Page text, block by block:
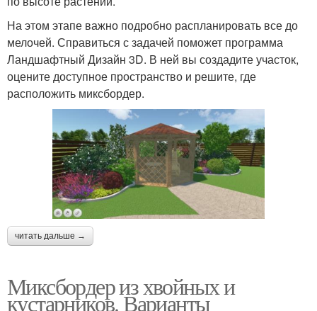
На этом этапе важно подробно распланировать все до
мелочей. Справиться с задачей поможет программа
Ландшафтный Дизайн 3D. В ней вы создадите участок,
оцените доступное пространство и решите, где
расположить миксбордер.
читать дальше →
Миксбордер из хвойных и
кустарников. Варианты